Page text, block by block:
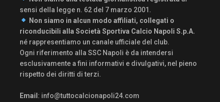
sensi della legge n. 62 del 7 marzo 2001.
Non siamo in alcun modo affiliati, collegati o
riconducibili alla Società Sportiva Calcio Napoli S.p.A.
né rappresentiamo un canale ufficiale del club.
Ogni riferimento alla SSC Napoli è da intendersi
esclusivamente a fini informativi e divulgativi, nel pieno
rispetto dei diritti di terzi.
Email : info@tuttocalcionapoli24.com